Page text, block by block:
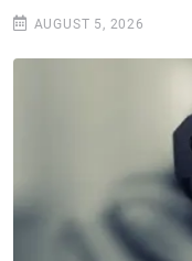
AUGUST 5, 2026